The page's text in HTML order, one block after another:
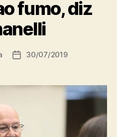
fumo, diz
Data30/07/2019